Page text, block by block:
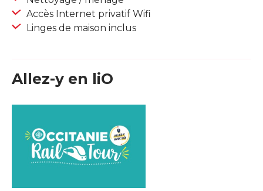
Accès Internet privatif Wifi
Linges de maison inclus
Allez-y en liO